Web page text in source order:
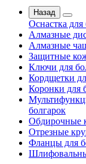
Назад
Оснастка
Алмазные
Алмазные
Защитные
Ключи для
Кордщетки
Коронки для
болгарок
Обдирочные
Отрезные
Фланцы для